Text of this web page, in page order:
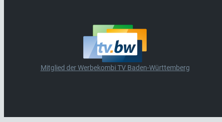
Mitglied der Werbekombi TV Baden-Württemberg